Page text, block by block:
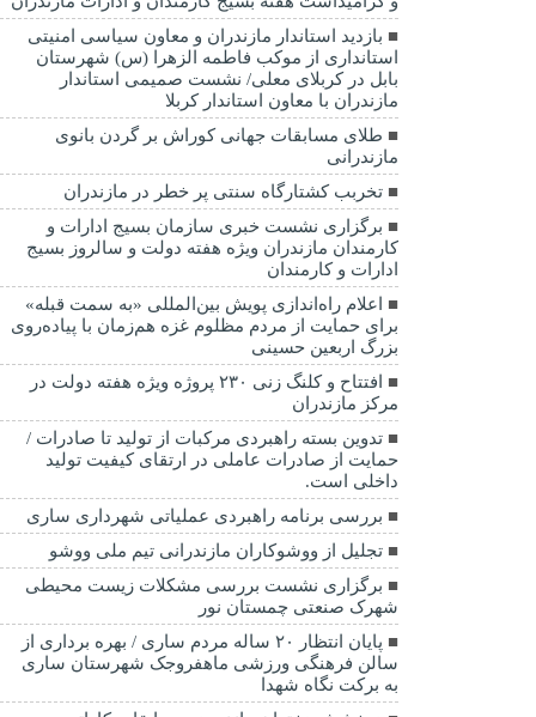
بازدید استاندار مازندران و معاون سیاسی امنیتی
استانداری از موکب فاطمه الزهرا (س) شهرستان
بابل در کربلای معلی/ نشست صمیمی استاندار
مازندران با معاون استاندار کربلا
طلای مسابقات جهانی کوراش بر گردن بانوی
مازندرانی
تخربب کشتارگاه سنتی پر خطر در مازندران
برگزاری نشست خبری سازمان بسیج ادارات و
کارمندان مازندران ویژه هفته دولت و سالروز بسیج
ادارات و کارمندان
اعلام راه‌اندازی پویش بین‌المللی «به سمت قبله»
برای حمایت از مردم مظلوم غزه هم‌زمان با پیاده‌روی
بزرگ اربعین حسینی
افتتاح و کلنگ زنی ۲۳۰ پروژه ویژه هفته دولت در
مرکز مازندران
تدوین بسته راهبردی مرکبات از تولید تا صادرات /
حمایت از صادرات عاملی در ارتقای کیفیت تولید
داخلی است.
بررسی برنامه راهبردی عملیاتی شهرداری ساری
تجلیل از ووشوکاران مازندرانی تیم ملی ووشو
برگزاری نشست بررسی مشکلات زیست محیطی
شهرک صنعتی چمستان نور
پایان انتظار ۲۰ ساله مردم ساری / بهره برداری از
سالن فرهنگی ورزشی ماهفروجک شهرستان ساری
به برکت نگاه شهدا